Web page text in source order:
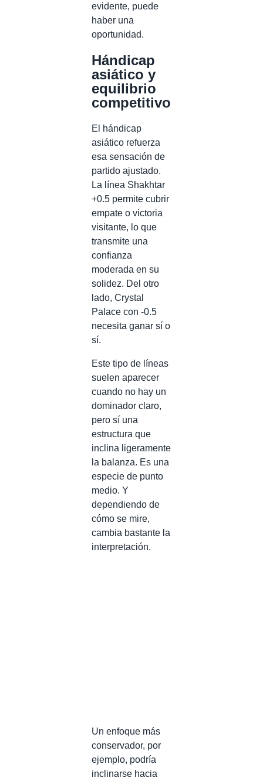
evidente, puede
haber una
oportunidad.
Hándicap
asiático y
equilibrio
competitivo
El hándicap
asiático refuerza
esa sensación de
partido ajustado.
La línea Shakhtar
+0.5 permite cubrir
empate o victoria
visitante, lo que
transmite una
confianza
moderada en su
solidez. Del otro
lado, Crystal
Palace con -0.5
necesita ganar sí o
sí.
Este tipo de líneas
suelen aparecer
cuando no hay un
dominador claro,
pero sí una
estructura que
inclina ligeramente
la balanza. Es una
especie de punto
medio. Y
dependiendo de
cómo se mire,
cambia bastante la
interpretación.
Un enfoque más
conservador, por
ejemplo, podría
inclinarse hacia